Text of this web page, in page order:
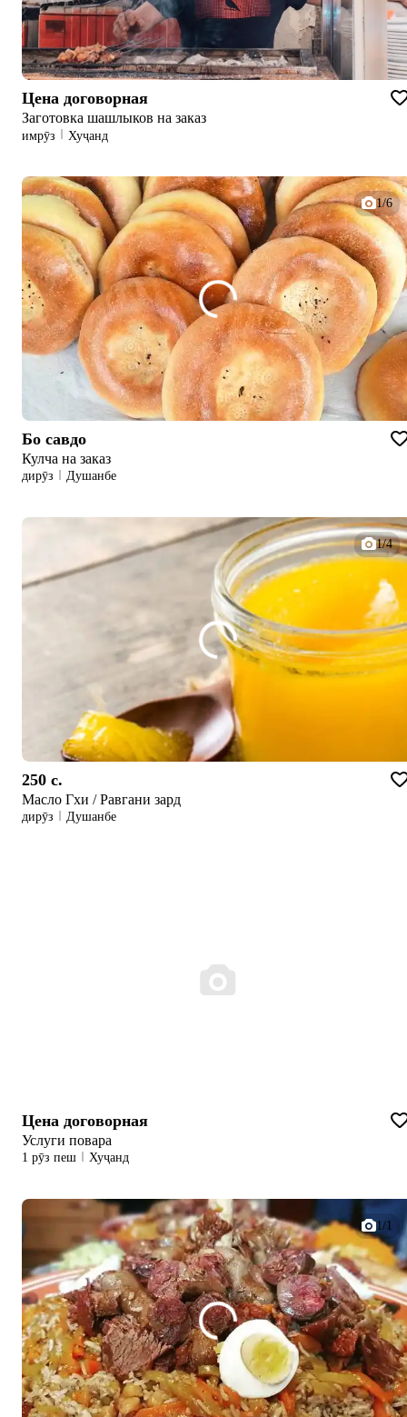
Цена договорная
Заготовка шашлыков на заказ
имрӯз Хуҷанд
1/6
Бо савдо
Кулча на заказ
дирӯз Душанбе
1/4
250 c.
Масло Гхи / Равгани зард
дирӯз Душанбе
Цена договорная
Услуги повара
1 рӯз пеш Хуҷанд
1/1